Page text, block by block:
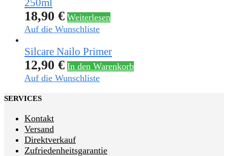
250ml
18,90 € Weiterlesen
Auf die Wunschliste
Silcare Nailo Primer
12,90 € In den Warenkorb
Auf die Wunschliste
SERVICES
Kontakt
Versand
Direktverkauf
Zufriedenheitsgarantie